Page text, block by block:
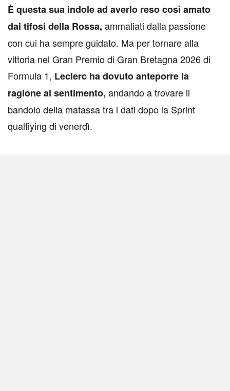
È questa sua indole ad averlo reso così amato
dai tifosi della Rossa, ammaliati dalla passione
con cui ha sempre guidato. Ma per tornare alla
vittoria nel Gran Premio di Gran Bretagna 2026 di
Formula 1, Leclerc ha dovuto anteporre la
ragione al sentimento, andando a trovare il
bandolo della matassa tra i dati dopo la Sprint
qualfiying di venerdì.